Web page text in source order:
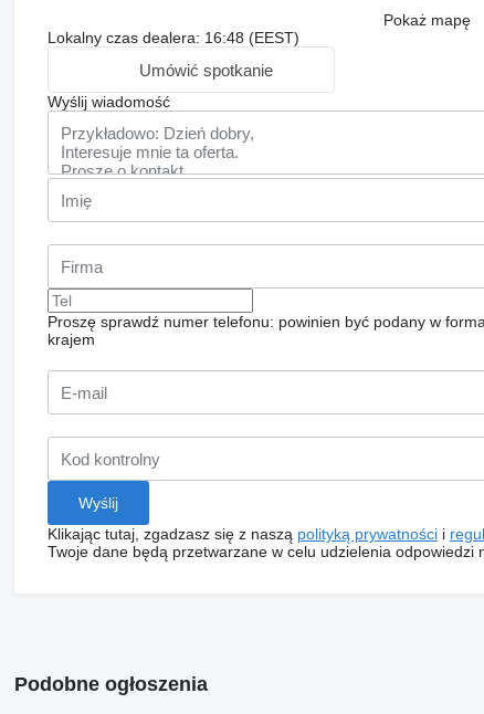
Pokaż mapę
Lokalny czas dealera: 16:48 (EEST)
Umówić spotkanie
Wyślij wiadomość
Proszę sprawdź numer telefonu: powinien być podany w
krajem
Klikając tutaj, zgadzasz się z naszą polityką prywatnościi
Twoje dane będą przetwarzane w celu udzielenia odpowiedzi
Podobne ogłoszenia